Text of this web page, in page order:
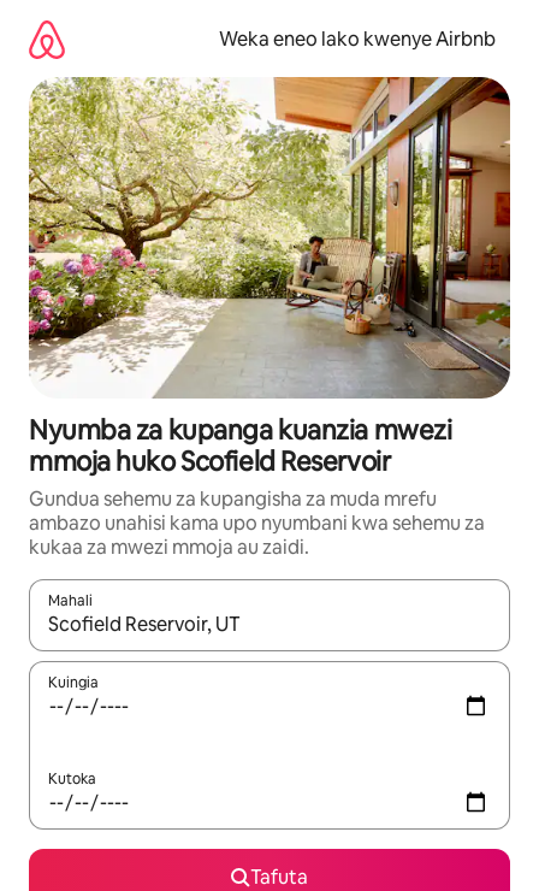
kwenda
kwenye
maudhui
Weka eneo lako kwenye Airbnb
Nyumba za kupanga kuanzia mwezi
mmoja huko Scofield Reservoir
Gundua sehemu za kupangisha za muda mrefu
ambazo unahisi kama upo nyumbani kwa sehemu za
kukaa za mwezi mmoja au zaidi.
Mahali
Wakati matokeo yanapatikana, vinjari kwa kutumia vitufe vya
Kuingia
Kutoka
Tafuta